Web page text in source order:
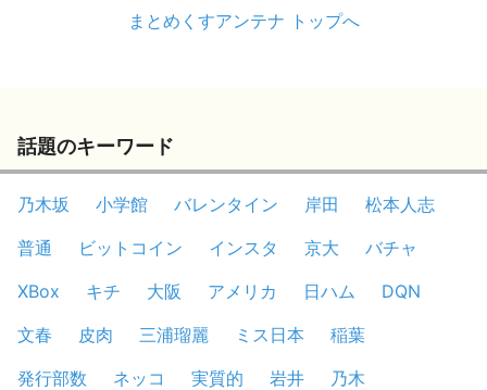
まとめくすアンテナ トップへ
話題のキーワード
乃木坂 小学館 バレンタイン 岸田
松本人志
普通
ビットコイン インスタ 京大
バチャ
XBox
キチ 大阪 アメリカ 日ハム
DQN
文春
皮肉 三浦瑠麗 ミス日本
稲葉
発行部数
ネッコ 実質的 岩井
乃木